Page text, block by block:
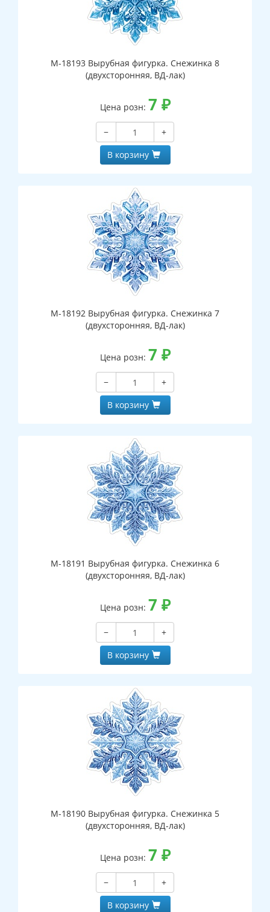
М-18193 Вырубная фигурка. Снежинка 8
(двухсторонняя, ВД-лак)
Цена розн: 7 ₽
−
+
В корзину
М-18192 Вырубная фигурка. Снежинка 7
(двухсторонняя, ВД-лак)
Цена розн: 7 ₽
−
+
В корзину
М-18191 Вырубная фигурка. Снежинка 6
(двухсторонняя, ВД-лак)
Цена розн: 7 ₽
−
+
В корзину
М-18190 Вырубная фигурка. Снежинка 5
(двухсторонняя, ВД-лак)
Цена розн: 7 ₽
−
+
В корзину